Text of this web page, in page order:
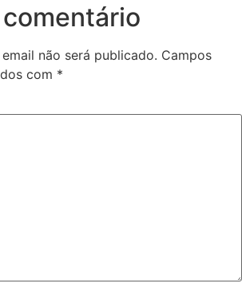
não será publicado. Campos
com *